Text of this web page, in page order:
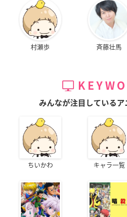
村瀬歩 斉藤壮馬
みんなが注目しているア
ちいかわ キャラ一覧